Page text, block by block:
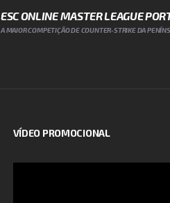
ESC ONLINE MASTER LEAGUE
A MAIOR COMPETIÇÃO DE COUNTER-STRIKE DA
VÍDEO PROMOCIONAL